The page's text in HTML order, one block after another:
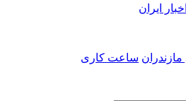
اخبار ایران
مازندران ساعت کاری